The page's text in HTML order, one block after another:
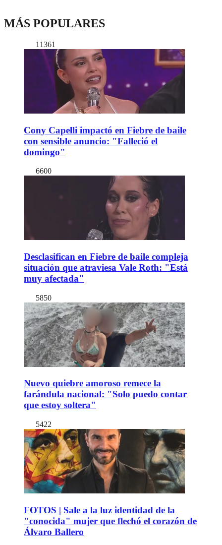
MÁS POPULARES
11361
Cony Capelli impactó en Fiebre de baile
con sensible anuncio: "Falleció el
domingo"
6600
Desclasifican en Fiebre de baile compleja
situación que atraviesa Vale Roth: "Está
muy afectada"
5850
Nuevo quiebre amoroso remece la
farándula nacional: "Solo puedo contar
que estoy soltera"
5422
FOTOS | Sale a la luz identidad de la
"conocida" mujer que flechó el corazón de
Álvaro Ballero